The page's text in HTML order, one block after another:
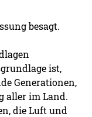
besagt.
ist,
Generationen,
aller im Land.
die Luft und